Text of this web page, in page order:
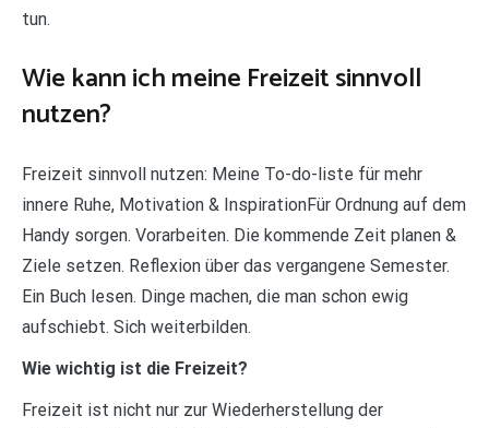
tun.
Wie kann ich meine Freizeit sinnvoll
nutzen?
Freizeit sinnvoll nutzen: Meine To-do-liste für mehr
innere Ruhe, Motivation & InspirationFür Ordnung auf dem
Handy sorgen. Vorarbeiten. Die kommende Zeit planen &
Ziele setzen. Reflexion über das vergangene Semester.
Ein Buch lesen. Dinge machen, die man schon ewig
aufschiebt. Sich weiterbilden.
Wie wichtig ist die Freizeit?
Freizeit ist nicht nur zur Wiederherstellung der